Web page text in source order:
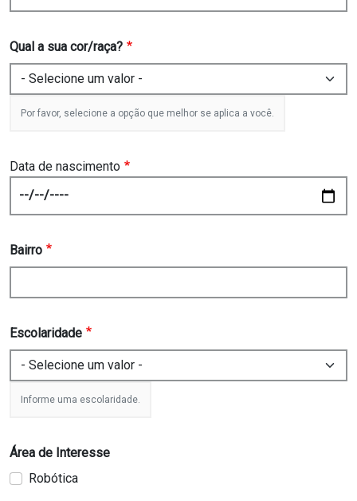
Qual a sua cor/raça?
Por favor, selecione a opção que melhor se aplica a você.
Data de nascimento
Bairro
Escolaridade
Informe uma escolaridade.
Área de Interesse
Robótica